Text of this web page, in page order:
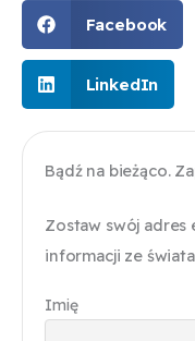
Facebook
LinkedIn
Bądź na bieżąco.
Zostaw swój adres
informacji ze
Imię